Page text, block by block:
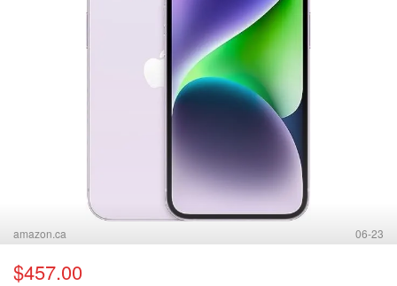
amazon.ca 06-23
$457.00